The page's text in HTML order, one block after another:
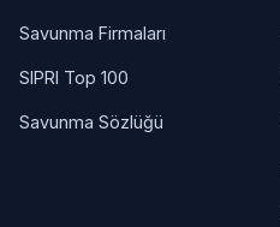
Savunma Firmaları
SIPRI Top 100
Savunma Sözlüğü